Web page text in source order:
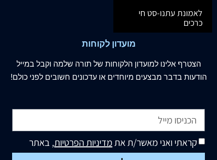
לאמונת עתנו-סט חי
כרכים
מועדון לקוחות
הצטרף אלינו למועדון הלקוחות של תורה שלמה וקבל במייל
הודעות בדבר מבצעים מיוחדים או עדכונים חשובים לפני כולם!
קראתי ואני מאשר/ת אתמדיניות הפרטיות, באתר